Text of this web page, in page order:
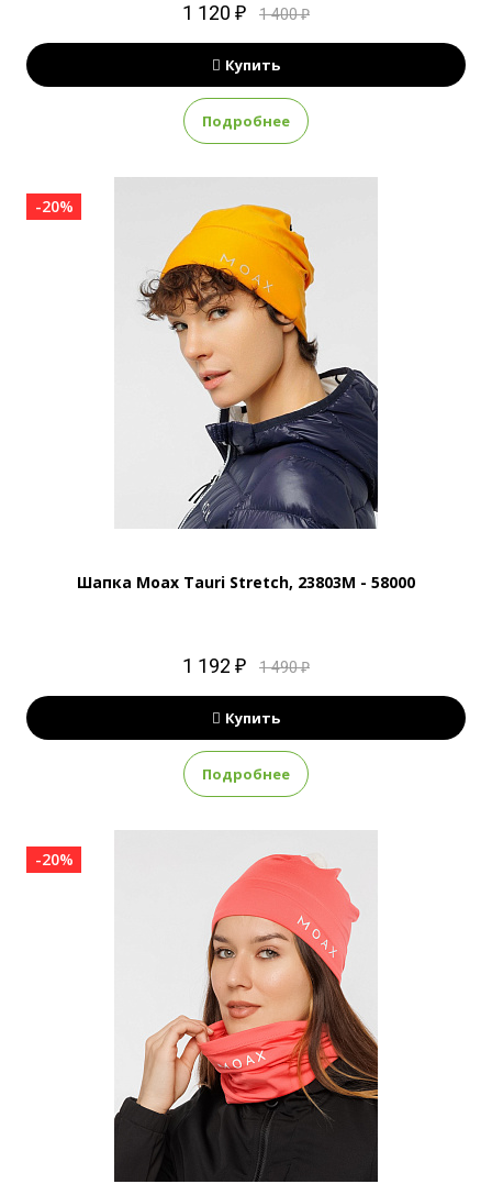
1 120 ₽ 1 400 ₽
Купить
Подробнее
-20%
Шапка Moax Tauri Stretch, 23803M - 58000
1 192 ₽ 1 490 ₽
Купить
Подробнее
-20%